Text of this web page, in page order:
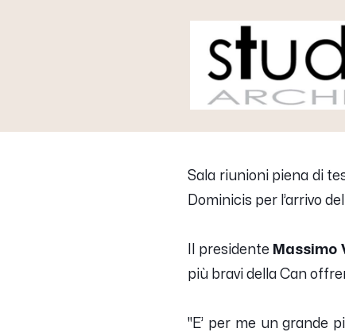
Sala riunioni piena di
Dominicis per l’arrivo
Il presidente Massimo
più bravi della Can
"E’ per me un grande